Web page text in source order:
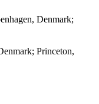
Denmark;
Princeton,